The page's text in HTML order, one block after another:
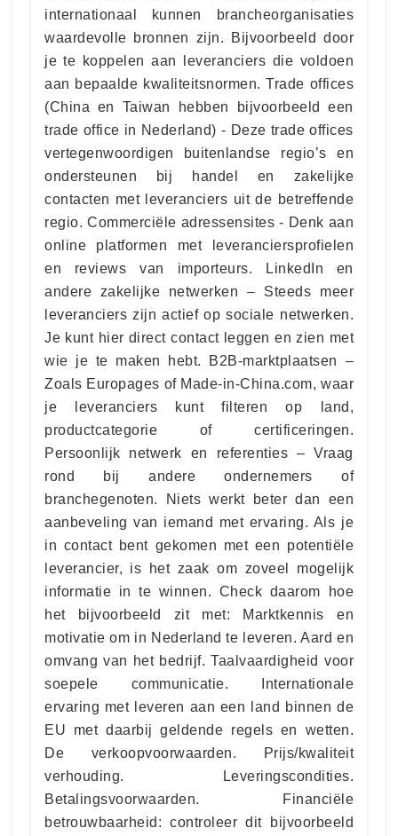
internationaal kunnen brancheorganisaties
waardevolle bronnen zijn. Bijvoorbeeld door
je te koppelen aan leveranciers die voldoen
aan bepaalde kwaliteitsnormen. Trade offices
(China en Taiwan hebben bijvoorbeeld een
trade office in Nederland) - Deze trade offices
vertegenwoordigen buitenlandse regio’s en
ondersteunen bij handel en zakelijke
contacten met leveranciers uit de betreffende
regio. Commerciële adressensites - Denk aan
online platformen met leveranciersprofielen
en reviews van importeurs. LinkedIn en
andere zakelijke netwerken – Steeds meer
leveranciers zijn actief op sociale netwerken.
Je kunt hier direct contact leggen en zien met
wie je te maken hebt. B2B-marktplaatsen –
Zoals Europages of Made-in-China.com, waar
je leveranciers kunt filteren op land,
productcategorie of certificeringen.
Persoonlijk netwerk en referenties – Vraag
rond bij andere ondernemers of
branchegenoten. Niets werkt beter dan een
aanbeveling van iemand met ervaring. Als je
in contact bent gekomen met een potentiële
leverancier, is het zaak om zoveel mogelijk
informatie in te winnen. Check daarom hoe
het bijvoorbeeld zit met: Marktkennis en
motivatie om in Nederland te leveren. Aard en
omvang van het bedrijf. Taalvaardigheid voor
soepele communicatie. Internationale
ervaring met leveren aan een land binnen de
EU met daarbij geldende regels en wetten.
De verkoopvoorwaarden. Prijs/kwaliteit
verhouding. Leveringscondities.
Betalingsvoorwaarden. Financiële
betrouwbaarheid: controleer dit bijvoorbeeld